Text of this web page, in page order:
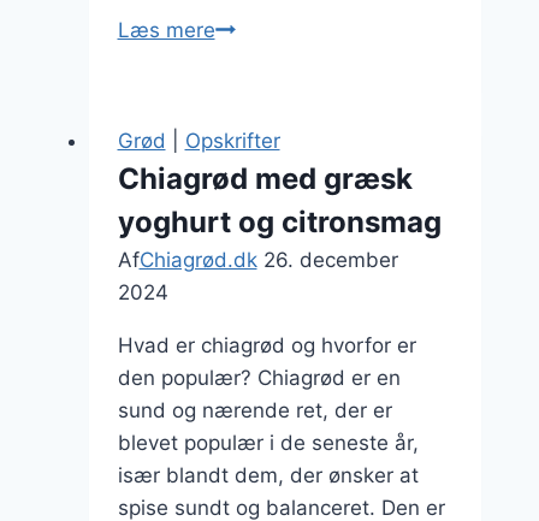
Læs mereChiagrød
smag
i
skålen
Grød Opskrifter
Chiagrød med græsk
yoghurt og citronsmag
AfChiagrød.dk 26. december
2024
Hvad er chiagrød og hvorfor er
den populær? Chiagrød er en
sund og nærende ret, der er
blevet populær i de seneste år,
især blandt dem, der ønsker at
spise sundt og balanceret. Den er